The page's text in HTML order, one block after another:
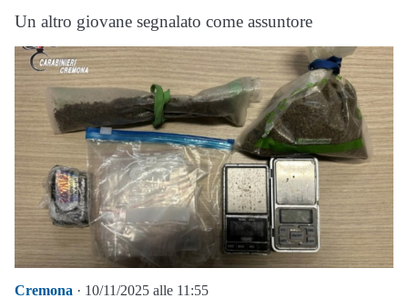
Un altro giovane segnalato come assuntore
Cremona · 10/11/2025 alle 11:55